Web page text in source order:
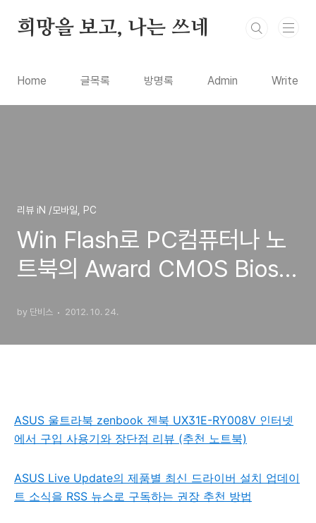
희망을 보고, 나는 쓰네
Home 글목록 방명록 Admin Write
리뷰 iN /모바일, PC
Win Flash로 PC컴퓨터나 노
트북의 Award CMOS Bios
by 단비스 2012. 10. 24.
ASUS 울트라북 zenbook 젠북 UX31E-RY008V 인터넷
에서 구입 사용기와 장단점 리뷰 (추천 노트북)
ASUS Live Update의 제품별 최신 드라이버 설치 업데이
트 소식을 RSS 뉴스로 구독하는 권장 추천 방법